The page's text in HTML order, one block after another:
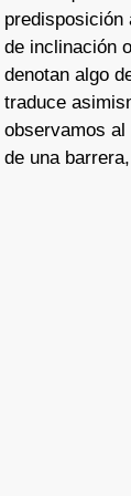
predisposición
de inclinación
denotan algo
traduce
observamos al
de una